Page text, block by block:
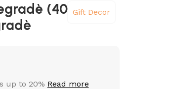
(40 Gift Decor
up to 20% Read more